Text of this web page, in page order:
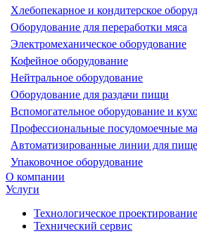
Хлебопекарное и кондитерское
Оборудование для переработки мяса
Электромеханическое оборудование
Кофейное оборудование
Нейтральное оборудование
Оборудование для раздачи пищи
Вспомогательное оборудование и
Профессиональные посудомоечные
Автоматизированные линии для
Упаковочное оборудование
О компании
Услуги
Технологическое проектирование
Технический сервис